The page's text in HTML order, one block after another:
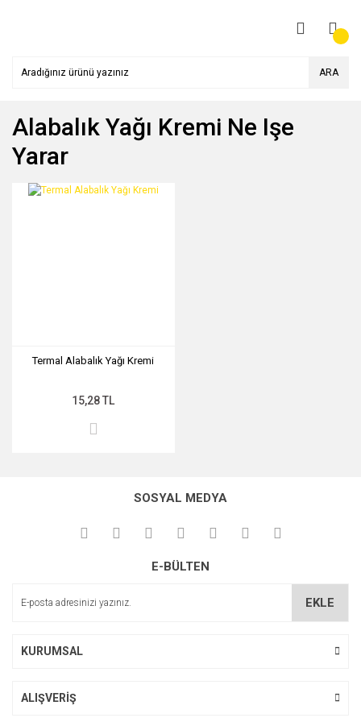
ARA
Alabalık Yağı Kremi Ne Işe
Yarar
Termal Alabalık Yağı Kremi
15,28 TL
SOSYAL MEDYA
E-BÜLTEN
EKLE
KURUMSAL
ALIŞVERİŞ